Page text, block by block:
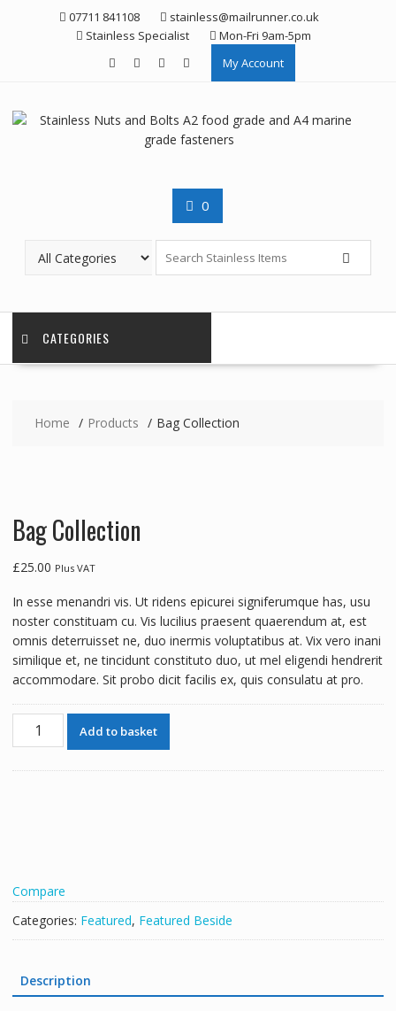
07711 841108
stainless@mailrunner.co.uk
Stainless Specialist
Mon-Fri 9am-5pm
My Account
0
CATEGORIES
Home Products Bag Collection
Bag Collection
£25.00 Plus VAT
In esse menandri vis. Ut ridens epicurei signiferumque has, usu
noster constituam cu. Vis lucilius praesent quaerendum at, est
omnis deterruisset ne, duo inermis voluptatibus at. Vix vero inani
similique et, ne tincidunt constituto duo, ut mel eligendi hendrerit
accommodare. Sit probo dicit facilis ex, quis consulatu at pro.
Collection
Add to basket
Compare
Categories: Featured, Featured Beside
Description